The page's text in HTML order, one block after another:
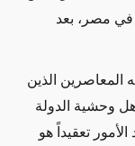
في مصر، بعد
المعاصرين الذين
وحشية الدولة
الأمور تعقيداً هو